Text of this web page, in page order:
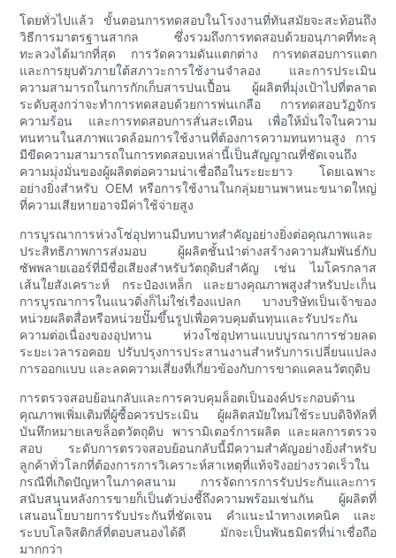
โดยทั่วไปแล้ว ขั้นตอนการทดสอบในโรงงานที่ทันสมัยจะสะท้อนถึง
วิธีการมาตรฐานสากล ซึ่งรวมถึงการทดสอบด้วยอนุภาคที่ทะลุ
ทะลวงได้มากที่สุด การวัดความดันแตกต่าง การทดสอบการแตก
และการยุบตัวภายใต้สภาวะการใช้งานจำลอง และการประเมิน
ความสามารถในการกักเก็บสารปนเปื้อน ผู้ผลิตที่มุ่งเป้าไปที่ตลาด
ระดับสูงกว่าจะทำการทดสอบด้วยการพ่นเกลือ การทดสอบวัฏจักร
ความร้อน และการทดสอบการสั่นสะเทือน เพื่อให้มั่นใจในความ
ทนทานในสภาพแวดล้อมการใช้งานที่ต้องการความทนทานสูง การ
มีขีดความสามารถในการทดสอบเหล่านี้เป็นสัญญาณที่ชัดเจนถึง
ความมุ่งมั่นของผู้ผลิตต่อความน่าเชื่อถือในระยะยาว โดยเฉพาะ
อย่างยิ่งสำหรับ OEM หรือการใช้งานในกลุ่มยานพาหนะขนาดใหญ่
ที่ความเสียหายอาจมีค่าใช้จ่ายสูง
การบูรณาการห่วงโซ่อุปทานมีบทบาทสำคัญอย่างยิ่งต่อคุณภาพและ
ประสิทธิภาพการส่งมอบ ผู้ผลิตชั้นนำต่างสร้างความสัมพันธ์กับ
ซัพพลายเออร์ที่มีชื่อเสียงสำหรับวัตถุดิบสำคัญ เช่น ไมโครกลาส
เส้นใยสังเคราะห์ กระป๋องเหล็ก และยางคุณภาพสูงสำหรับปะเก็น
การบูรณาการในแนวดิ่งก็ไม่ใช่เรื่องแปลก บางบริษัทเป็นเจ้าของ
หน่วยผลิตสื่อหรือหน่วยปั๊มขึ้นรูปเพื่อควบคุมต้นทุนและรับประกัน
ความต่อเนื่องของอุปทาน ห่วงโซ่อุปทานแบบบูรณาการช่วยลด
ระยะเวลารอคอย ปรับปรุงการประสานงานสำหรับการเปลี่ยนแปลง
การออกแบบ และลดความเสี่ยงที่เกี่ยวข้องกับการขาดแคลนวัตถุดิบ
การตรวจสอบย้อนกลับและการควบคุมล็อตเป็นองค์ประกอบด้าน
คุณภาพเพิ่มเติมที่ผู้ซื้อควรประเมิน ผู้ผลิตสมัยใหม่ใช้ระบบดิจิทัลที่
บันทึกหมายเลขล็อตวัตถุดิบ พารามิเตอร์การผลิต และผลการตรวจ
สอบ ระดับการตรวจสอบย้อนกลับนี้มีความสำคัญอย่างยิ่งสำหรับ
ลูกค้าทั่วโลกที่ต้องการการวิเคราะห์สาเหตุที่แท้จริงอย่างรวดเร็วใน
กรณีที่เกิดปัญหาในภาคสนาม การจัดการการรับประกันและการ
สนับสนุนหลังการขายก็เป็นตัวบ่งชี้ถึงความพร้อมเช่นกัน ผู้ผลิตที่
เสนอนโยบายการรับประกันที่ชัดเจน คำแนะนำทางเทคนิค และ
ระบบโลจิสติกส์ที่ตอบสนองได้ดี มักจะเป็นพันธมิตรที่น่าเชื่อถือ
มากกว่า